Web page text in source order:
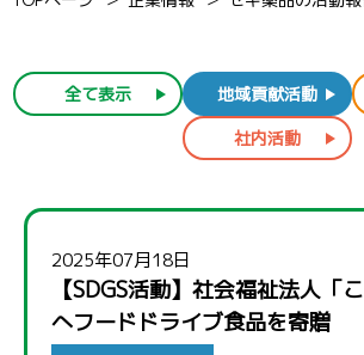
全て表示 地域貢献活動
社内活動
2025年07月18日
【SDGS活動】社会福祉法人「
へフードドライブ食品を寄贈